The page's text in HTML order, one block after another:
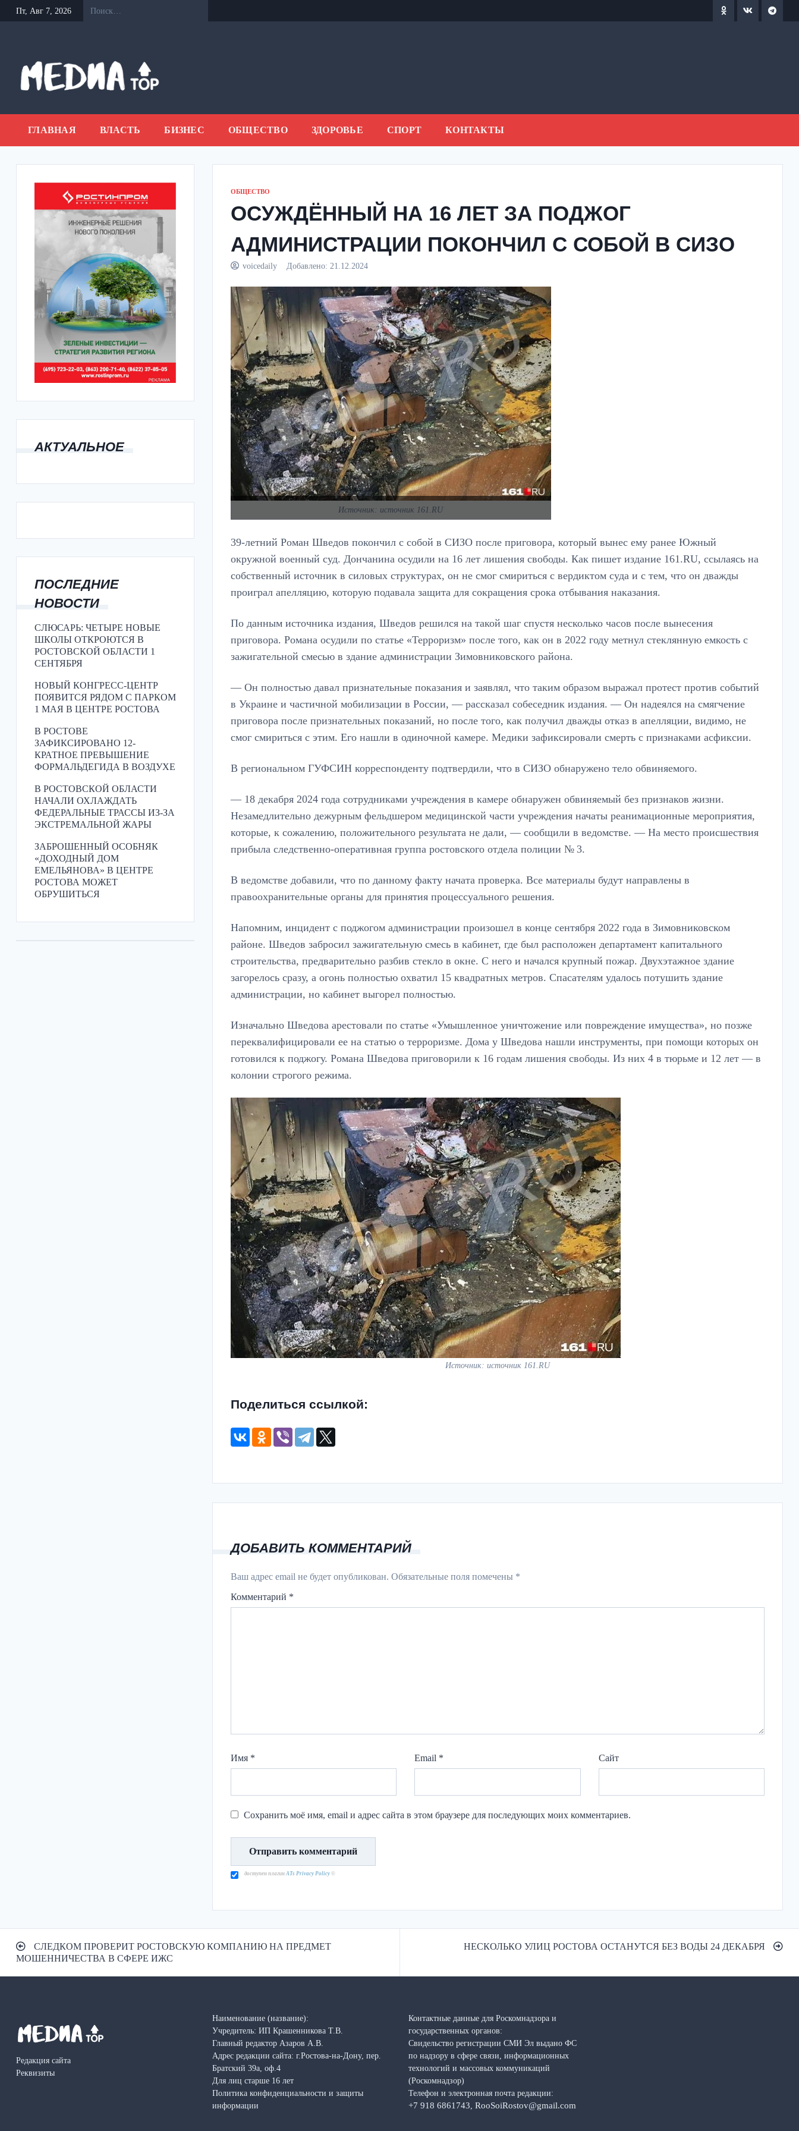
Перейти
к
Пт, Авг 7, 2026
ГЛАВНАЯ ВЛАСТЬ БИЗНЕС ОБЩЕСТВО ЗДОРОВЬЕ СПОРТ КОНТАКТЫ
АКТУАЛЬНОЕ
ПОСЛЕДНИЕ
НОВОСТИ
СЛЮСАРЬ: ЧЕТЫРЕ НОВЫЕ
ШКОЛЫ ОТКРОЮТСЯ В
РОСТОВСКОЙ ОБЛАСТИ 1
СЕНТЯБРЯ
НОВЫЙ КОНГРЕСС-ЦЕНТР
ПОЯВИТСЯ РЯДОМ С ПАРКОМ
1 МАЯ В ЦЕНТРЕ РОСТОВА
В РОСТОВЕ
ЗАФИКСИРОВАНО 12-
КРАТНОЕ ПРЕВЫШЕНИЕ
ФОРМАЛЬДЕГИДА В ВОЗДУХЕ
В РОСТОВСКОЙ ОБЛАСТИ
НАЧАЛИ ОХЛАЖДАТЬ
ФЕДЕРАЛЬНЫЕ ТРАССЫ ИЗ-ЗА
ЭКСТРЕМАЛЬНОЙ ЖАРЫ
ЗАБРОШЕННЫЙ ОСОБНЯК
«ДОХОДНЫЙ ДОМ
ЕМЕЛЬЯНОВА» В ЦЕНТРЕ
РОСТОВА МОЖЕТ
ОБРУШИТЬСЯ
ОБЩЕСТВО
ОСУЖДЁННЫЙ НА 16 ЛЕТ ЗА ПОДЖОГ
АДМИНИСТРАЦИИ ПОКОНЧИЛ С СОБОЙ В СИЗО
voicedaily Добавлено: 21.12.2024
Источник: источник 161.RU
39-летний Роман Шведов покончил с собой в СИЗО после приговора, который вынес ему ранее Южный
окружной военный суд. Дончанина осудили на 16 лет лишения свободы. Как пишет издание 161.RU, ссылаясь на
собственный источник в силовых структурах, он не смог смириться с вердиктом суда и с тем, что он дважды
проиграл апелляцию, которую подавала защита для сокращения срока отбывания наказания.
По данным источника издания, Шведов решился на такой шаг спустя несколько часов после вынесения
приговора. Романа осудили по статье «Терроризм» после того, как он в 2022 году метнул стеклянную емкость с
зажигательной смесью в здание администрации Зимовниковского района.
— Он полностью давал признательные показания и заявлял, что таким образом выражал протест против событий
в Украине и частичной мобилизации в России, — рассказал собеседник издания. — Он надеялся на смягчение
приговора после признательных показаний, но после того, как получил дважды отказ в апелляции, видимо, не
смог смириться с этим. Его нашли в одиночной камере. Медики зафиксировали смерть с признаками асфиксии.
В региональном ГУФСИН корреспонденту подтвердили, что в СИЗО обнаружено тело обвиняемого.
— 18 декабря 2024 года сотрудниками учреждения в камере обнаружен обвиняемый без признаков жизни.
Незамедлительно дежурным фельдшером медицинской части учреждения начаты реанимационные мероприятия,
которые, к сожалению, положительного результата не дали, — сообщили в ведомстве. — На место происшествия
прибыла следственно-оперативная группа ростовского отдела полиции № 3.
В ведомстве добавили, что по данному факту начата проверка. Все материалы будут направлены в
правоохранительные органы для принятия процессуального решения.
Напомним, инцидент с поджогом администрации произошел в конце сентября 2022 года в Зимовниковском
районе. Шведов забросил зажигательную смесь в кабинет, где был расположен департамент капитального
строительства, предварительно разбив стекло в окне. С него и начался крупный пожар. Двухэтажное здание
загорелось сразу, а огонь полностью охватил 15 квадратных метров. Спасателям удалось потушить здание
администрации, но кабинет выгорел полностью.
Изначально Шведова арестовали по статье «Умышленное уничтожение или повреждение имущества», но позже
переквалифицировали ее на статью о терроризме. Дома у Шведова нашли инструменты, при помощи которых он
готовился к поджогу. Романа Шведова приговорили к 16 годам лишения свободы. Из них 4 в тюрьме и 12 лет — в
колонии строгого режима.
Источник: источник 161.RU
Поделиться ссылкой:
ДОБАВИТЬ КОММЕНТАРИЙ
Ваш адрес email не будет опубликован. Обязательные поля помечены *
Комментарий *
Имя * Email * Сайт
Сохранить моё имя, email и адрес сайта в этом браузере для последующих моих комментариев.
доступен плагин ATs Privacy Policy ©
Навигация
по
записям
СЛЕДКОМ ПРОВЕРИТ РОСТОВСКУЮ КОМПАНИЮ НА ПРЕДМЕТ
МОШЕННИЧЕСТВА В СФЕРЕ ИЖС
НЕСКОЛЬКО УЛИЦ РОСТОВА ОСТАНУТСЯ БЕЗ ВОДЫ 24 ДЕКАБРЯ
Редакция сайта
Реквизиты
Наименование (название):
Учредитель: ИП Крашенникова Т.В.
Главный редактор Азаров А.В.
Адрес редакции сайта: г.Ростова-на-Дону, пер.
Братский 39а, оф.4
Для лиц старше 16 лет
Политика конфиденциальности и защиты
информации
Контактные данные для Роскомнадзора и
государственных органов:
Свидельство регистрации СМИ Эл выдано ФС
по надзору в сфере связи, информационных
технологий и массовых коммуникаций
(Роскомнадзор)
Телефон и электронная почта редакции:
+7 918 6861743 RooSoiRostov@gmail.com